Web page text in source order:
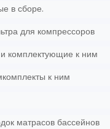
в сборе.
для компрессоров
комплектующие к ним
к ним
матрасов бассейнов